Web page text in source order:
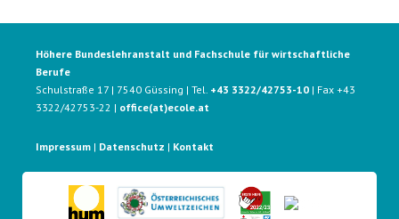
Höhere Bundeslehranstalt und Fachschule für wirtschaftliche
Berufe
Schulstraße 17 | 7540 Güssing | Tel. +43 3322/42753-10 | Fax +43
3322/42753-22 | office(at)ecole.at
Impressum | Datenschutz | Kontakt